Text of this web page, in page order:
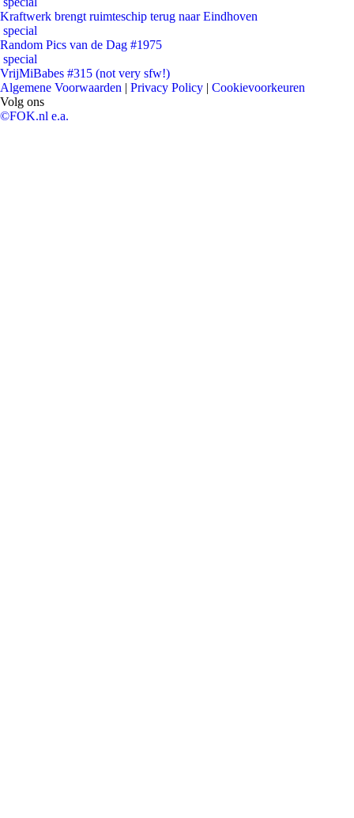
Kraftwerk brengt ruimteschip terug naar Eindhoven
special
Random Pics van de Dag #1975
special
VrijMiBabes #315 (not very sfw!)
Algemene Voorwaarden | Privacy Policy | Cookievoorkeuren
Volg ons
©FOK.nl e.a.